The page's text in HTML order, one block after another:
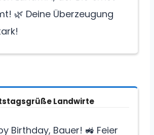
🌿 Deine Überzeugung
Landwirte
Birthday, Bauer! 🚜 Feier